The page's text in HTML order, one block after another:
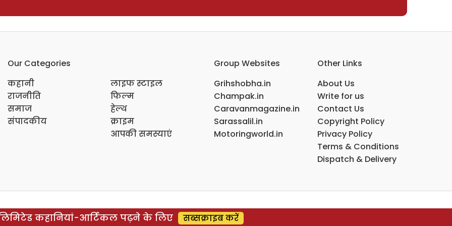
Our Categories
कहानी
राजनीति
समाज
संपादकीय
लाइफ स्टाइल
फिल्म
हेल्थ
क्राइम
आपकी समस्याएं
Group Websites
Grihshobha.in
Champak.in
Caravanmagazine.in
Sarassalil.in
Motoringworld.in
Other Links
About Us
Write for us
Contact Us
Copyright Policy
Privacy Policy
Terms & Conditions
Dispatch & Delivery
कहानियां-आर्टिकल पढ़ने के लिए सब्सक्राइब करें